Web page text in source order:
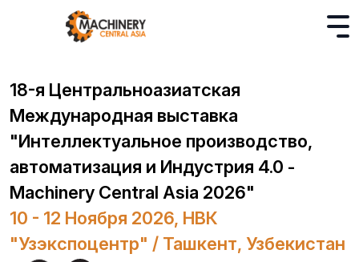
18-я Центральноазиатская
Международная выставка
"Интеллектуальное производство,
автоматизация и Индустрия 4.0 -
Machinery Central Asia 2026"
10 - 12 Ноября 2026, НВК
"Узэкспоцентр" / Ташкент, Узбекистан